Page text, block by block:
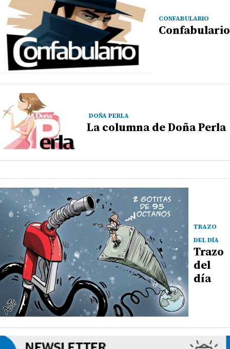
CONFABULARIO
Confabulario
DOÑA PERLA
La columna de Doña Perla
TRAZO
DEL DÍA
Trazo
del
día